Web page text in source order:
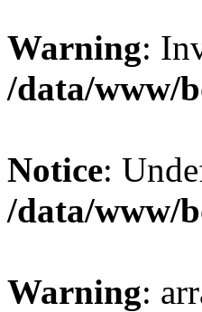
Warning:
/data/www/
Notice:
/data/www/
Warning: